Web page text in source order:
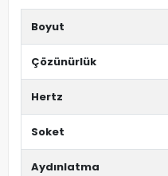
Boyut
Çözünürlük
Hertz
Soket
Aydınlatma